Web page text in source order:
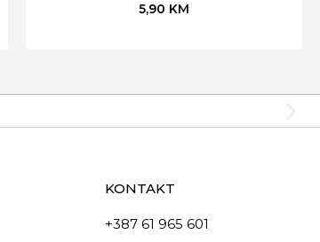
5,90 KM
KONTAKT
+387 61 965 601